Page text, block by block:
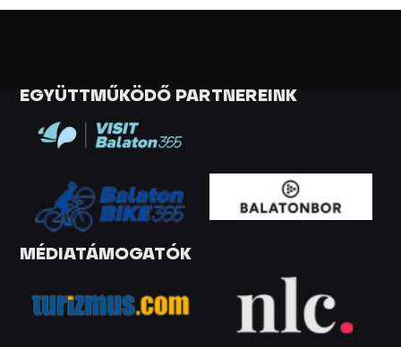
EGYÜTTMŰKÖDŐ PARTNEREINK
MÉDIATÁMOGATÓK